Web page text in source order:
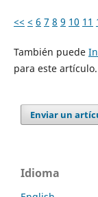
<< < 6 7 8 9 10 11
También puede
para este artículo.
Enviar un
Idioma